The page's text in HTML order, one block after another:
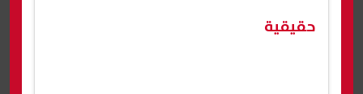
حقيقية